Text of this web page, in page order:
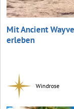
Mit Ancient
erleben
Windrose